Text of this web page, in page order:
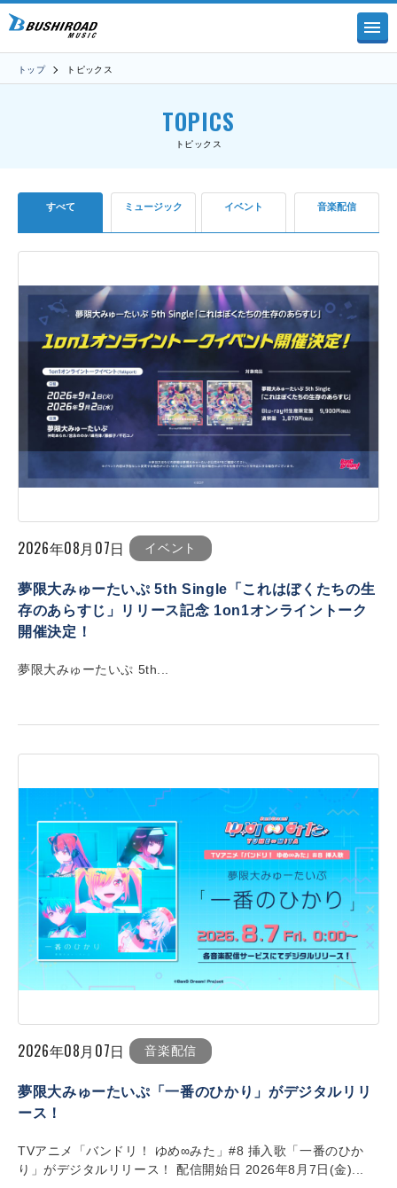
トップ トピックス
TOPICS
トピックス
すべて ミュージック イベント 音楽配信
2026年08月07日 イベント
夢限大みゅーたいぷ 5th Single「これはぼくたちの生
存のあらすじ」リリース記念 1on1オンライントーク
開催決定！
夢限大みゅーたいぷ 5th...
2026年08月07日 音楽配信
夢限大みゅーたいぷ「一番のひかり」がデジタルリリ
ース！
TVアニメ「バンドリ！ ゆめ∞みた」#8 挿入歌「一番のひか
り」がデジタルリリース！ 配信開始日 2026年8月7日(金)...